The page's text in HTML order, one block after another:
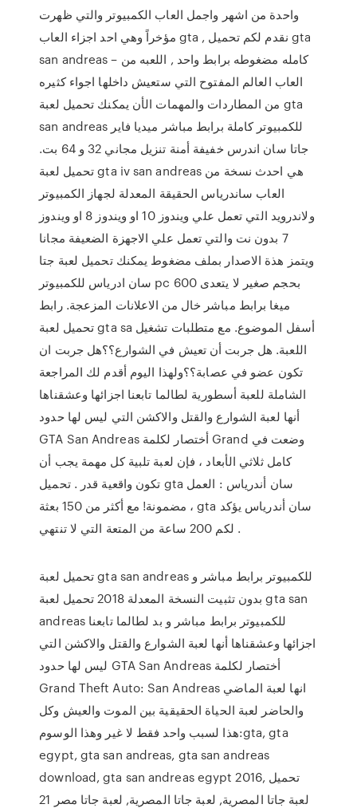
واحدة من اشهر واجمل العاب الكمبيوتر والتي ظهرت
مؤخراً وهي احد اجزاء العاب gta , نقدم لكم تحميل gta
san andreas – كامله مضغوطه برابط واحد , اللعبه من
العاب العالم المفتوح التي ستعيش داخلها اجواء كثيره
من المطاردات والمهمات الأن يمكنك تحميل لعبة gta
san andreas للكمبيوتر كاملة برابط مباشر ميديا فاير
جاتا سان اندرس خفيفة أمنة تنزيل مجاني 32 و 64 بت.
تحميل لعبة gta iv san andreas هي احدث نسخة من
العاب ساندرياس الحقيقة المعدلة لجهاز الكمبيوتر
ولاندرويد التي تعمل علي ويندوز 10 او ويندوز 8 او ويندوز
7 بدون نت والتي تعمل علي الاجهزة الضعيفة مجانا
ويتمز هذة الاصدار بملف مضغوط يمكنك تحميل لعبة جتا
سان ادرياس للكمبيوتر pc بحجم صغير لا يتعدى 600
ميغا برابط مباشر خال من الاعلانات المزعجة. رابط
تحميل لعبة gta sa أسفل الموضوع. مع متطلبات تشغيل
اللعبة. هل جربت أن تعيش في الشوارع؟؟هل جربت ان
تكون عضو في عصابة؟؟ولهذا اليوم أقدم لك المراجعة
الشاملة للعبة أسطورية لطالما تابعنا اجزائها وعشقناها
أنها لعبة الشوارع والقتل والاكشن التي ليس لها حدود
GTA San Andreas أختصار لكلمة Grand وضعت في
كامل ثلاثي الأبعاد ، فإن لعبة تلبية كل مهمة يجب أن
تكون واقعية قدر . تحميل gta سان أندرياس : العمل
مضمونة! مع أكثر من 150 بعثة ، gta سان أندرياس يؤكد
لكم 200 ساعة من المتعة التي لا تنتهي .
تحميل لعبة gta san andreas للكمبيوتر برابط مباشر و
بدون تثبيت النسخة المعدلة 2018 تحميل لعبة gta san
andreas للكمبيوتر برابط مباشر و بد لطالما تابعنا
اجزائها وعشقناها أنها لعبة الشوارع والقتل والاكشن التي
ليس لها حدود GTA San Andreas أختصار لكلمة
Grand Theft Auto: San Andreas انها لعبة الماضي
والحاضر لعبة الحياة الحقيقية بين الموت والعيش وكل
هذا لسبب واحد فقط لا غير وهذا الوسوم:gta, gta
egypt, gta san andreas, gta san andreas
download, gta san andreas egypt 2016, تحميل
لعبة جاتا المصرية, لعبة جاتا المصرية, لعبة جاتا مصر 21